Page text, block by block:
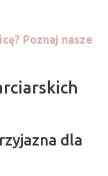
Poznaj nasze
dla